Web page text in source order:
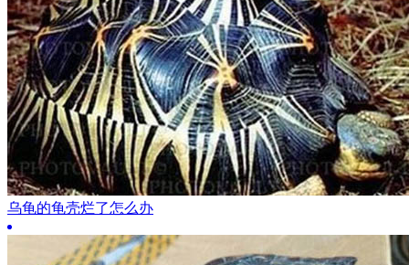
乌龟的龟壳烂了怎么办